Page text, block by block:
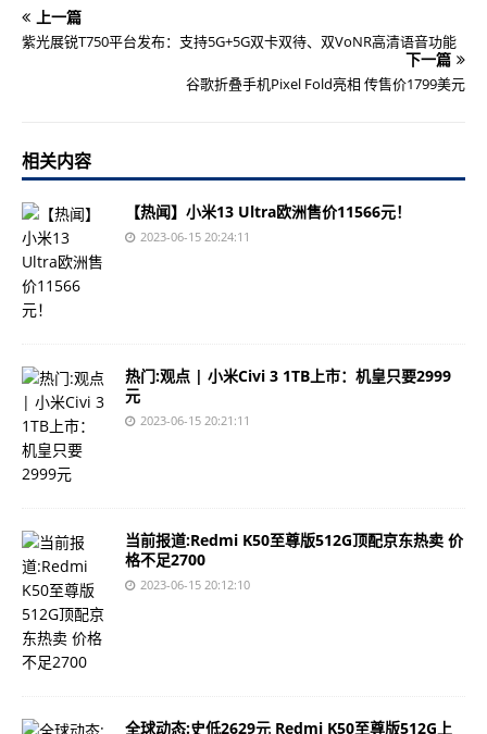
上一篇
紫光展锐T750平台发布：支持5G+5G双卡双待、双VoNR高清语音功能
下一篇
谷歌折叠手机Pixel Fold亮相 传售价1799美元
相关内容
【热闻】小米13 Ultra欧洲售价11566元！
2023-06-15 20:24:11
热门:观点 | 小米Civi 3 1TB上市：机皇只要2999
元
2023-06-15 20:21:11
当前报道:Redmi K50至尊版512G顶配京东热卖 价
格不足2700
2023-06-15 20:12:10
全球动态:史低2629元 Redmi K50至尊版512G上